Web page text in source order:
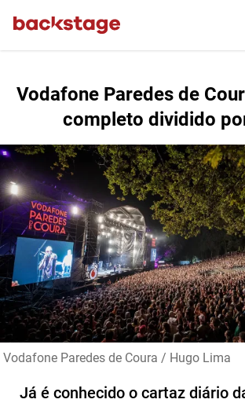
Vodafone Paredes de
completo dividido
Vodafone Paredes de Coura / Hugo Lima
Já é conhecido o cartaz diário